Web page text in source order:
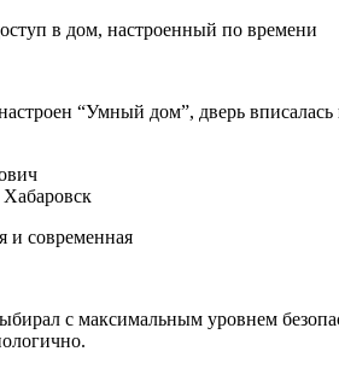
в дом, настроенный по времени
“Умный дом”, дверь
Хабаровск
и современная
с максимальным уровнем